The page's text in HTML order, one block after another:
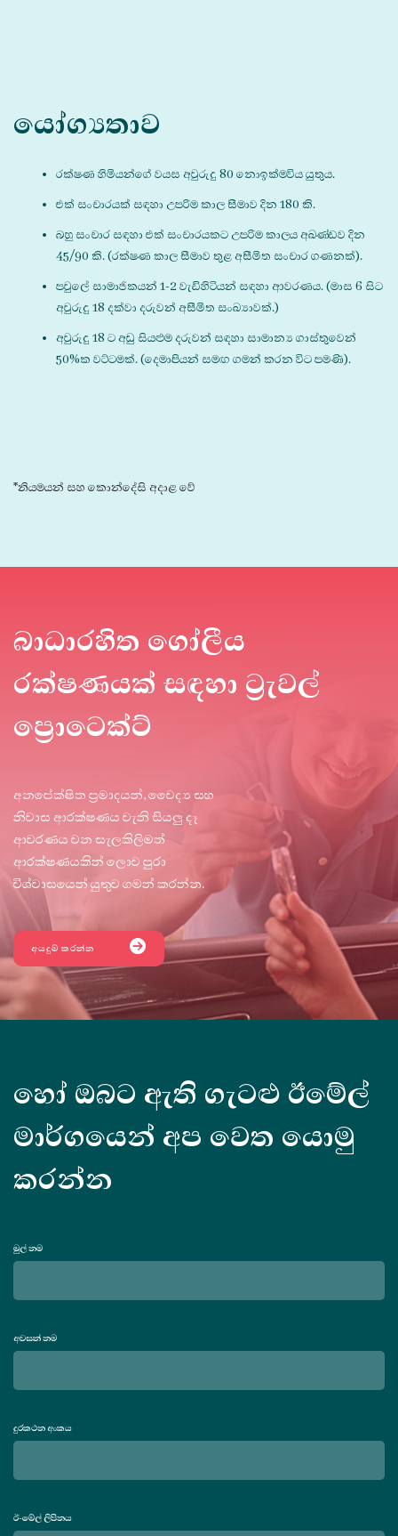
යෝග්‍යතාව
රක්ෂණ හිමියන්ගේ වයස අවුරුදු 80 නොඉක්මවිය යුතුය.
එක් සංචාරයක් සඳහා උපරිම කාල සීමාව දින 180 කි.
බහු සංචාර සඳහා එක් සංචාරයකට උපරිම කාලය අඛණ්ඩව දින
45/90 කි. (රක්ෂණ කාල සීමාව තුළ අසීමිත සංචාර ගණනක්).
පවුලේ සාමාජිකයන් 1-2 වැඩිහිටියන් සඳහා ආවරණය. (මාස 6 සිට
අවුරුදු 18 දක්වා දරුවන් අසීමිත සංඛ්‍යාවක්.)
අවුරුදු 18 ට අඩු සියළුම දරුවන් සඳහා සාමාන්‍ය ගාස්තුවෙන්
50%ක වට්ටමක්. (දෙමාපියන් සමඟ ගමන් කරන විට පමණි).
*නියමයන් සහ කොන්දේසි අදාළ වේ
බාධාරහිත ගෝලීය
රක්ෂණයක් සඳහා ට්‍රැවල්
ප්‍රොටෙක්ට්
අනපේක්ෂිත ප්‍රමාදයන්, වෛද්‍ය සහ
නිවාස ආරක්ෂණය වැනි සියලු දෑ
ආවරණය වන සැලකිලිමත්
ආරක්ෂණයකින් ලොව පුරා
විශ්වාසයෙන් යුතුව ගමන් කරන්න.
අයදුම් කරන්න
හෝ ඔබට ඇති ගැටළු ඊමේල්
මාර්ගයෙන් අප වෙත යොමු
කරන්න
මුල් නම
අවසන් නම
දුරකථන අංකය
ඊ-මේල් ලිපිනය